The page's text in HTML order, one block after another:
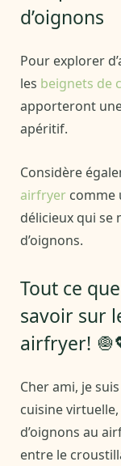
d’oignons
Pour explorer
les beignets de
apporteront
apéritif.
Considère
airfryer comme
délicieux qui se
d’oignons.
Tout ce
savoir sur
airfryer!
Cher ami, je
cuisine
d’oignons au
entre le